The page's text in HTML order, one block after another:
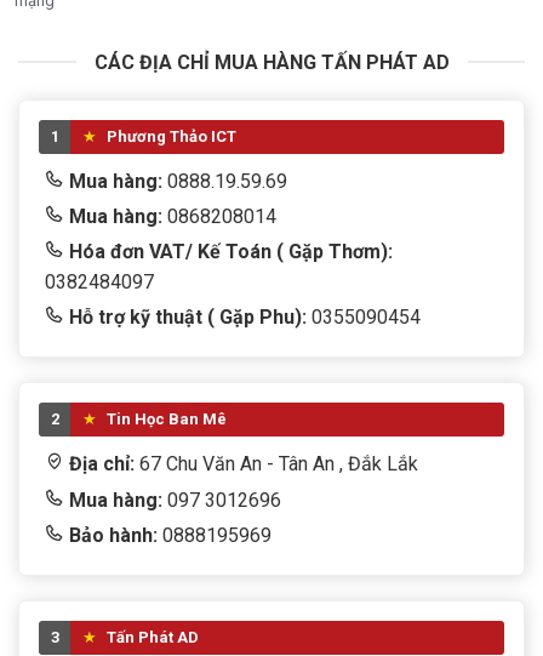
CÁC ĐỊA CHỈ MUA HÀNG TẤN PHÁT AD
1 Phương Thảo ICT
Mua hàng: 0888.19.59.69
Mua hàng: 0868208014
Hóa đơn VAT/ Kế Toán ( Gặp Thơm):
0382484097
Hỗ trợ kỹ thuật ( Gặp Phu): 0355090454
2 Tin Học Ban Mê
Địa chỉ: 67 Chu Văn An - Tân An , Đắk Lắk
Mua hàng: 097 3012696
Bảo hành: 0888195969
3 Tấn Phát AD